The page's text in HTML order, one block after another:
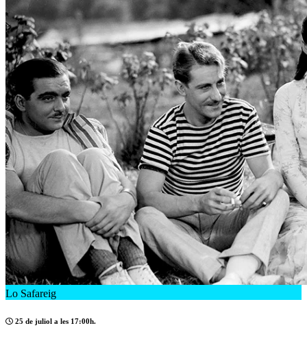
Lo Safareig
25 de juliol a les 17:00h.